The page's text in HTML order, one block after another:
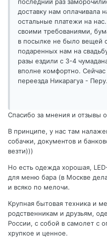
последний раз
доставку нам оплачивала
остальные платежи на
своими требованиями,
в посылке не было вещей
подаренных нам на
разы ездили с 3-4
вполне комфортно.
переезда Никарагуа - Перу.
Спасибо за мнения и отзывы
В принципе, у нас там
собачки, документов и
везти)))
Но есть одежда хорошая,
для меню бара (в Москве
и всяко по мелочи.
Крупная бытовая техника и
родственникам и друзьям,
России, с собой в самолет с
хрупкое и ценное.